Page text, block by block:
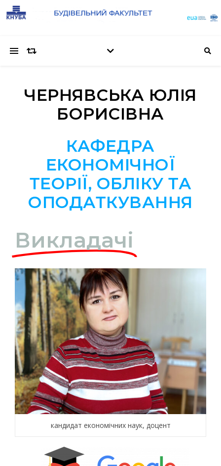
ЧЕРНЯВСЬКА ЮЛІЯ
БОРИСІВНА
КАФЕДРА
ЕКОНОМІЧНОЇ
ТЕОРІЇ, ОБЛІКУ ТА
ОПОДАТКУВАННЯ
Викладачі
кандидат економічних наук, доцент